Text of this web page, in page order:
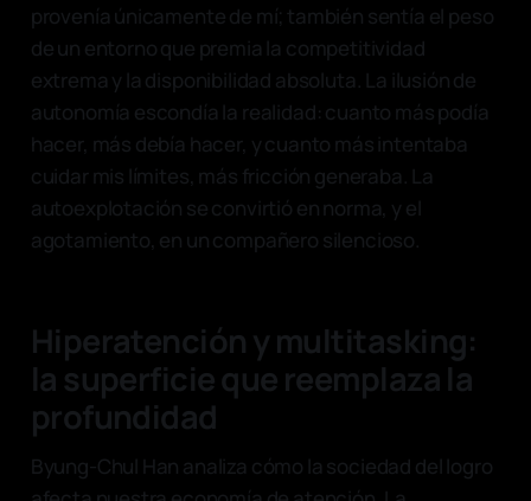
provenía únicamente de mí; también sentía el peso
de un entorno que premia la competitividad
extrema y la disponibilidad absoluta. La ilusión de
autonomía escondía la realidad: cuanto más podía
hacer, más debía hacer, y cuanto más intentaba
cuidar mis límites, más fricción generaba. La
autoexplotación se convirtió en norma, y el
agotamiento, en un compañero silencioso.
Hiperatención y multitasking:
la superficie que reemplaza la
profundidad
Byung-Chul Han analiza cómo la sociedad del logro